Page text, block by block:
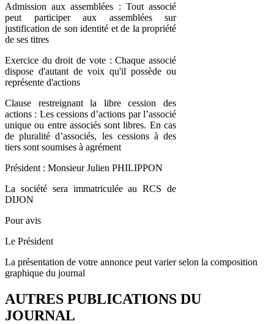
Admission aux assemblées : Tout associé
peut participer aux assemblées sur
justification de son identité et de la propriété
de ses titres
Exercice du droit de vote : Chaque associé
dispose d'autant de voix qu'il possède ou
représente d'actions
Clause restreignant la libre cession des
actions : Les cessions d’actions par l’associé
unique ou entre associés sont libres. En cas
de pluralité d’associés, les cessions à des
tiers sont soumises à agrément
Président : Monsieur Julien PHILIPPON
La société sera immatriculée au RCS de
DIJON
Pour avis
Le Président
La présentation de votre annonce peut varier selon la composition
graphique du journal
AUTRES PUBLICATIONS DU
JOURNAL